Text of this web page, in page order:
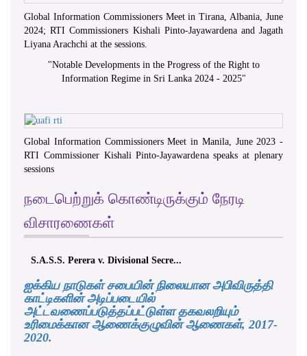
Global Information Commissioners Meet in Tirana, Albania, June
2024; RTI Commissioners Kishali Pinto-Jayawardena and Jagath
Liyana Arachchi at the sessions.
"Notable Developments in the Progress of the Right to
Information Regime in Sri Lanka 2024 - 2025"
Global Information Commissioners Meet in Manila, June 2023 -
RTI Commissioner Kishali Pinto-Jayawardena speaks at plenary
sessions
நடைபெற்றுக் கொண்டிருக்கும் நேரடி
விசாரணைகள்
S.A.S.S. Perera v. Divisional Secre...
ஐக்கிய நாடுகள் சபையின் நிலையான அபிவிருத்தி
காட்டிகளின் அடிப்படையில்
அட்டவணைப்படுத்தப்பட்டுள்ள தகவலறியும்
உரிமைக்கான ஆணைக்குழுவின் ஆணைகள், 2017-
2020.